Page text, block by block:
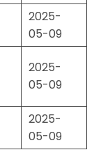
2025-
05-09
2025-
05-09
2025-
05-09